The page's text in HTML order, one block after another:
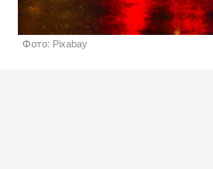
Фото: Pixabay